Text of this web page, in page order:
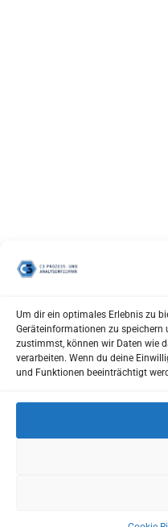
Um dir ein optimales Erlebnis zu
Geräteinformationen zu speichern
zustimmst, können wir Daten wie
verarbeiten. Wenn du deine
und Funktionen beeinträchtigt